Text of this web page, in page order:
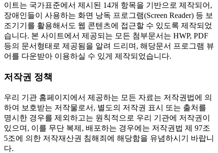
이트는 국가표준에서 제시된 14개 항목을 기반으로 제작되어,
장애인들이 사용하는 화면 낭독 프로그램(Screen Reader) 등 보
조기기를 활용해서도 웹 콘텐츠에 접근할 수 있도록 제작되었
습니다. 본 사이트에서 제공되는 모든 첨부문서는 HWP, PDF
등의 문서형태로 제공됨을 알려 드리며, 해당문서 프로그램 뷰
어를 다운받아 이용하실 수 있게 제작되었습니다.
저작권 정책
우리 기관 홈페이지에서 제공하는 모든 자료는 저작권법에 의
하여 보호받는 저작물로서, 별도의 저작권 표시 또는 출처를
명시한 경우를 제외하고는 원칙적으로 우리 기관에 저작권이
있으며, 이를 무단 복제, 배포하는 경우에는 저작권법 제 97조
5조에 의한 저작재산권 침해죄에 해당함을 유념하시기 바랍니
다.